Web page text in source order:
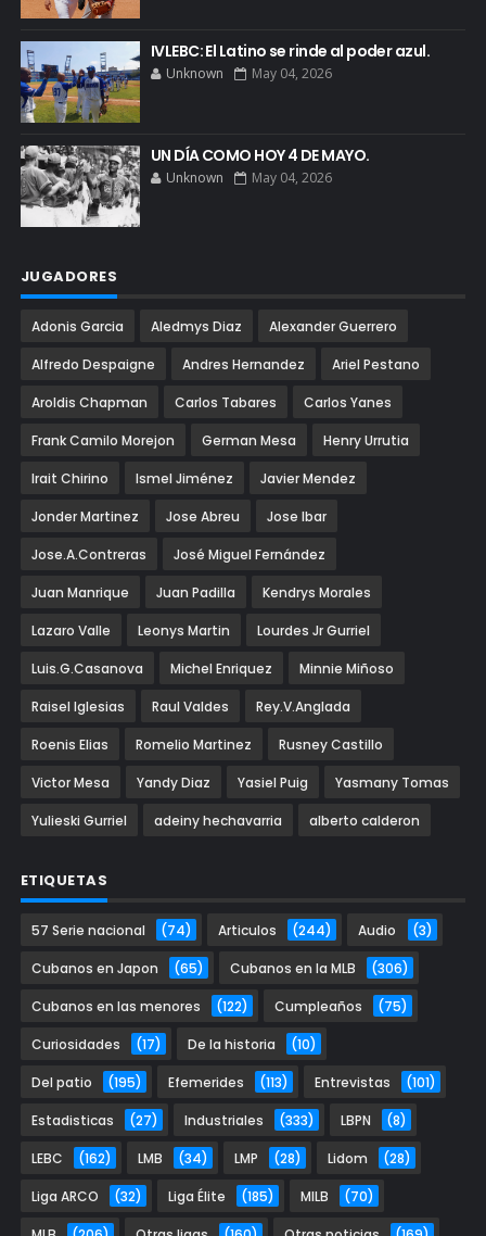
IVLEBC: El Latino se rinde al poder azul.
Unknown May 04, 2026
UN DÍA COMO HOY 4 DE MAYO.
Unknown May 04, 2026
JUGADORES
Adonis Garcia Aledmys Diaz Alexander Guerrero
Alfredo Despaigne Andres Hernandez Ariel Pestano
Aroldis Chapman Carlos Tabares Carlos Yanes
Frank Camilo Morejon German Mesa Henry Urrutia
Irait Chirino Ismel Jiménez Javier Mendez
Jonder Martinez Jose Abreu Jose Ibar
Jose.A.Contreras José Miguel Fernández
Juan Manrique Juan Padilla Kendrys Morales
Lazaro Valle Leonys Martin Lourdes Jr Gurriel
Luis.G.Casanova Michel Enriquez Minnie Miñoso
Raisel Iglesias Raul Valdes Rey.V.Anglada
Roenis Elias Romelio Martinez Rusney Castillo
Victor Mesa Yandy Diaz Yasiel Puig Yasmany Tomas
Yulieski Gurriel adeiny hechavarria alberto calderon
ETIQUETAS
57 Serie nacional (74) Articulos (244) Audio (3)
Cubanos en Japon (65) Cubanos en la MLB (306)
Cubanos en las menores (122) Cumpleaños (75)
Curiosidades (17) De la historia (10)
Del patio (195) Efemerides (113) Entrevistas (101)
Estadisticas (27) Industriales (333) LBPN (8)
LEBC (162) LMB (34) LMP (28) Lidom (28)
Liga ARCO (32) Liga Élite (185) MILB (70)